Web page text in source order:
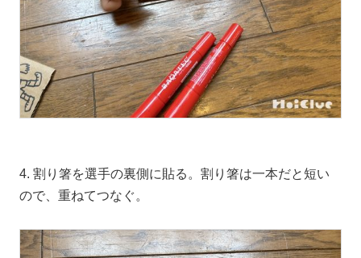
4. 割り箸を選手の裏側に貼る。割り箸は一本だと短い
ので、重ねてつなぐ。